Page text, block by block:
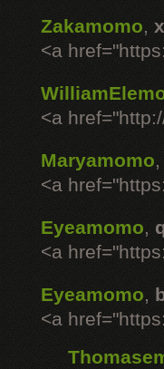
Zakamomo,
<a
<a
Maryamomo,
<a
Eyeamomo,
<a
Eyeamomo,
<a